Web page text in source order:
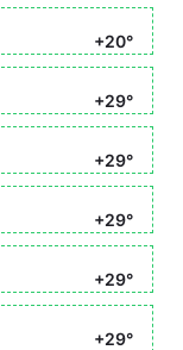
+20°
+29°
+29°
+29°
+29°
+29°